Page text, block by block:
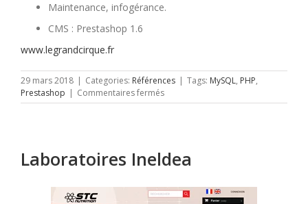
Maintenance, infogérance.
CMS : Prestashop 1.6
www.legrandcirque.fr
29 mars 2018 | Categories: Références | Tags: MySQL, PHP,
Prestashop | Commentaires ferméssur
Le
Laboratoires Ineldea